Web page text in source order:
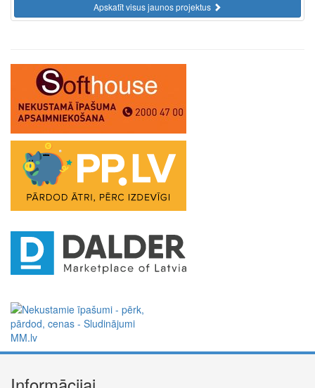
Apskatīt visus jaunos projektus